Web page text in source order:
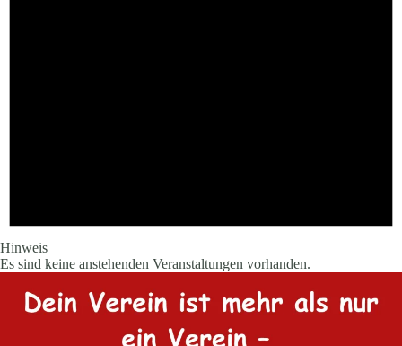
Hinweis
Es sind keine anstehenden Veranstaltungen vorhanden.